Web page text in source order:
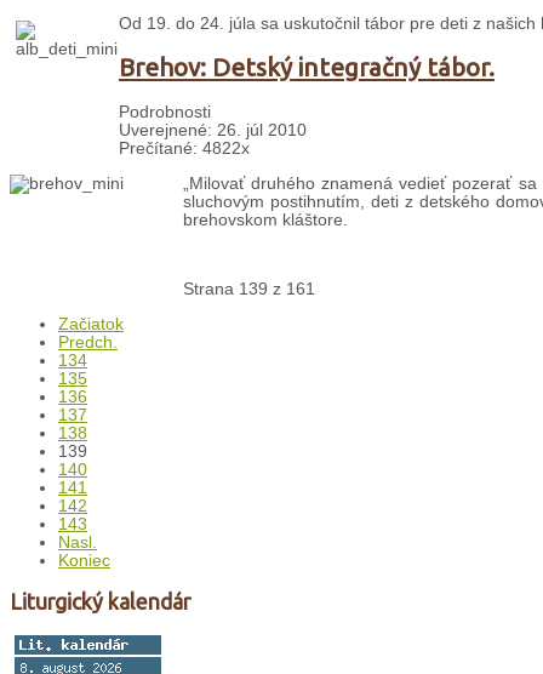
Od 19. do 24. júla sa uskutočnil tábor pre deti z
Brehov: Detský integračný tábor.
Podrobnosti
Uverejnené: 26. júl 2010
Prečítané: 4822x
„Milovať druhého znamená vedieť pozerať
sluchovým postihnutím, deti z detského
brehovskom kláštore.
Strana 139 z 161
Začiatok
Predch.
134
135
136
137
138
139
140
141
142
143
Nasl.
Koniec
Liturgický kalendár